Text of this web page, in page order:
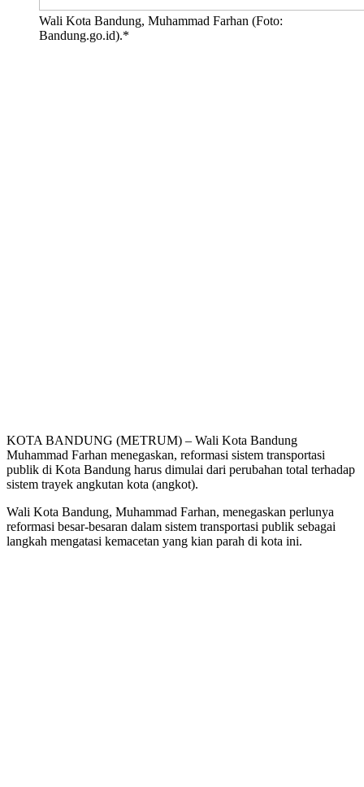
Wali Kota Bandung, Muhammad Farhan (Foto:
Bandung.go.id).*
KOTA BANDUNG (METRUM) – Wali Kota Bandung
Muhammad Farhan menegaskan, reformasi sistem transportasi
publik di Kota Bandung harus dimulai dari perubahan total terhadap
sistem trayek angkutan kota (angkot).
Wali Kota Bandung, Muhammad Farhan, menegaskan perlunya
reformasi besar-besaran dalam sistem transportasi publik sebagai
langkah mengatasi kemacetan yang kian parah di kota ini.